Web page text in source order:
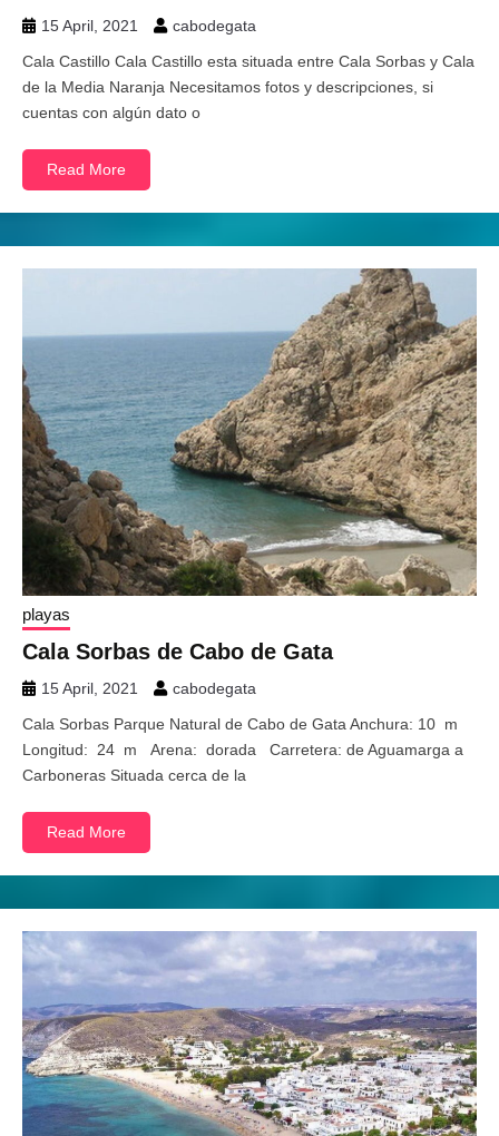
15 April, 2021
cabodegata
Cala Castillo Cala Castillo esta situada entre Cala Sorbas y Cala
de la Media Naranja Necesitamos fotos y descripciones, si
cuentas con algún dato o
Read More
playas
Cala Sorbas de Cabo de Gata
15 April, 2021
cabodegata
Cala Sorbas Parque Natural de Cabo de Gata Anchura: 10 m
Longitud: 24 m Arena: dorada Carretera: de Aguamarga a
Carboneras Situada cerca de la
Read More